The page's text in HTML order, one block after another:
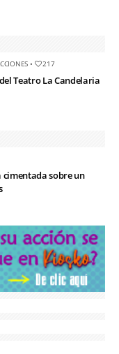
• 217
Teatro La Candelaria
sobre un